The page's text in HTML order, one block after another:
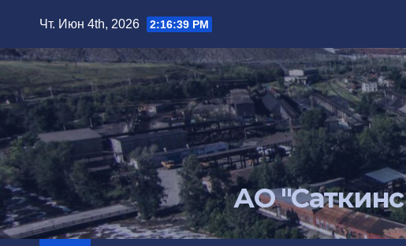
содержимому
Чт. Июн 4th, 2026 2:16:40 PM
АО